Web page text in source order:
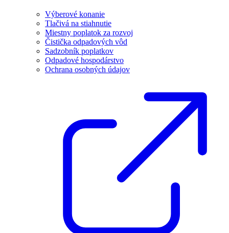
Výberové konanie
Tlačivá na stiahnutie
Miestny poplatok za rozvoj
Čistička odpadových vôd
Sadzobník poplatkov
Odpadové hospodárstvo
Ochrana osobných údajov